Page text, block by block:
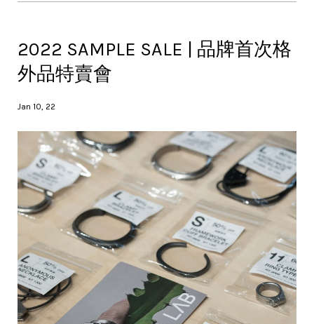
2022 SAMPLE SALE | 品牌首次格
外品特賣會
Jan 10, 22